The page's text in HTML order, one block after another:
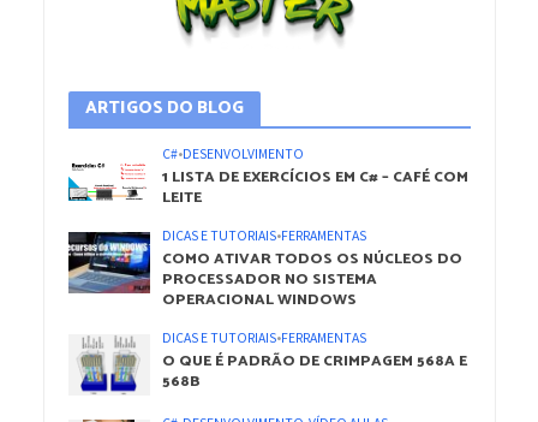
ARTIGOS DO BLOG
C#•DESENVOLVIMENTO
1 LISTA DE EXERCÍCIOS EM C# – CAFÉ COM
LEITE
DICAS E TUTORIAIS•FERRAMENTAS
COMO ATIVAR TODOS OS NÚCLEOS DO
PROCESSADOR NO SISTEMA
OPERACIONAL WINDOWS
DICAS E TUTORIAIS•FERRAMENTAS
O QUE É PADRÃO DE CRIMPAGEM 568A E
568B